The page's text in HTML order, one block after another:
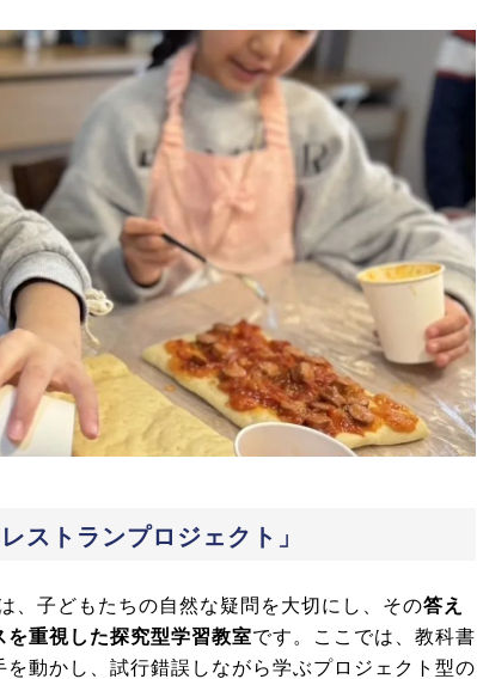
ストランプロジェクト」
、子どもたちの自然な疑問を大切にし、その答え
重視した探究型学習教室です。ここでは、教科書
動かし、試行錯誤しながら学ぶプロジェクト型の